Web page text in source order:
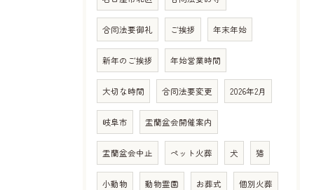
合同法要御礼 ご挨拶 年末年始
新年のご挨拶 年始営業時間
大切な時間 合同法要変更 2026年2月
岐阜市 盂蘭盆会開催案内
盂蘭盆会中止 ペット火葬 犬 猫
小動物 動物霊園 お葬式 個別火葬